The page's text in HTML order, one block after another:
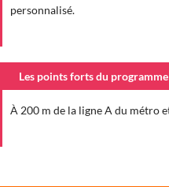
personnalisé.
Les points forts du programme
À 200 m de la ligne A du métro